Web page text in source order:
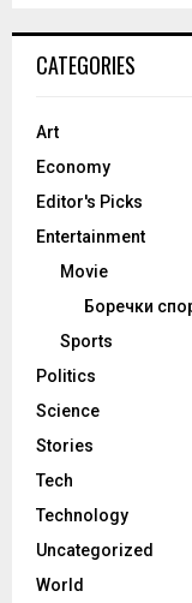
CATEGORIES
Art
Economy
Editor's Picks
Entertainment
Movie
Боречки
Sports
Politics
Science
Stories
Tech
Technology
Uncategorized
World